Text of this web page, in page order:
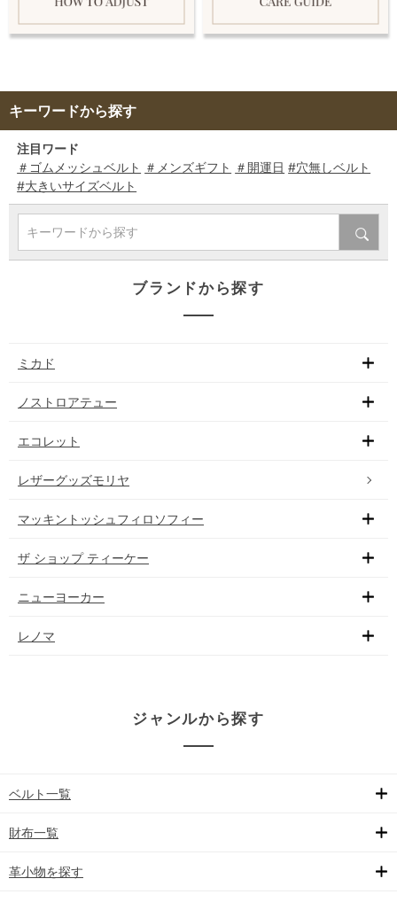
キーワードから探す
注目ワード
＃ゴムメッシュベルト ＃メンズギフト ＃開運日 #穴無しベルト
#大きいサイズベルト
キーワードから探す
ブランドから探す
ミカド
ノストロアテュー
エコレット
レザーグッズモリヤ
マッキントッシュフィロソフィー
ザ ショップ ティーケー
ニューヨーカー
レノマ
ジャンルから探す
ベルト一覧
財布一覧
革小物を探す